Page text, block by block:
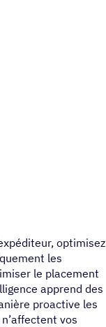
optimisez
les
le placement
apprend des
proactive les
vos